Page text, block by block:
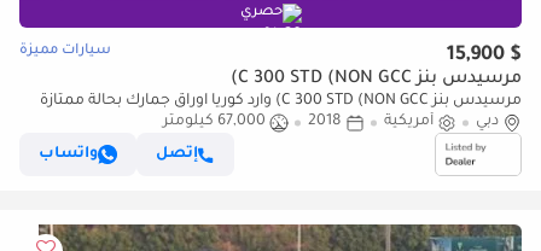
حصري
$ 15,900 سيارات مميزة
مرسيدس بنز C 300 STD (NON GCC)
مرسيدس بنز C 300 STD (NON GCC) وارد كوريا اوراق جمارك بحالة ممتازة
دبي
أمريكية 2018
67,000 كيلومتر
إتصل
واتساب